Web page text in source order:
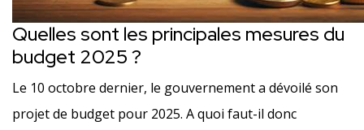
Quelles sont les principales mesures du
budget 2025 ?
Le 10 octobre dernier, le gouvernement a dévoilé son
projet de budget pour 2025. A quoi faut-il donc